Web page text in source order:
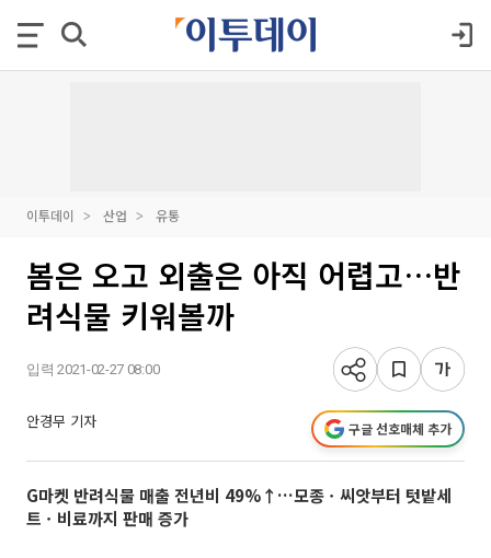
이투데이 산업 유통
봄은 오고 외출은 아직 어렵고…반
려식물 키워볼까
입력 2021-02-27 08:00
안경무 기자 구글 선호매체 추가
G마켓 반려식물 매출 전년비 49%↑…모종ㆍ씨앗부터 텃밭세
트ㆍ비료까지 판매 증가